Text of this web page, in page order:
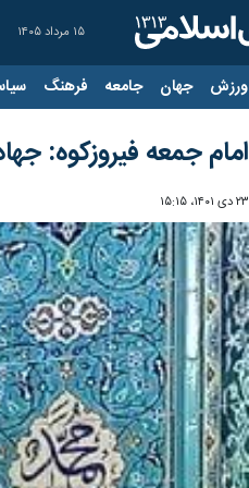
۱۵ مرداد ۱۴۰۵
ورزش جهان جامعه فرهنگ
امام جمعه فیروزکوه:
۲۳ دی ۱۴۰۱، ۱۵:۱۵